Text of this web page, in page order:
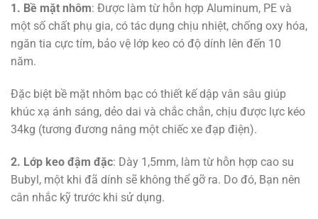
1. Bề mặt nhôm: Được làm từ hỗn hợp Aluminum, PE và
một số chất phụ gia, có tác dụng chịu nhiệt, chống oxy hóa,
ngăn tia cực tím, bảo vệ lớp keo có độ dính lên đến 10
năm.
Đặc biệt bề mặt nhôm bạc có thiết kế dập vân sâu giúp
khúc xạ ánh sáng, dẻo dai và chắc chắn, chịu được lực kéo
34kg (tương đương nâng một chiếc xe đạp điện).
2. Lớp keo đậm đặc: Dày 1,5mm, làm từ hỗn hợp cao su
Bubyl, một khi đã dính sẽ không thể gỡ ra. Do đó, Bạn nên
cân nhắc kỹ trước khi sử dụng.